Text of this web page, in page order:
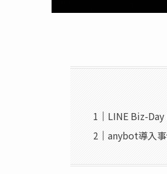
LINE Biz-Day
anybot導入